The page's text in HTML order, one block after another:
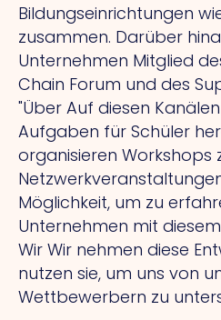
Bildungseinrichtungen
zusammen. Darüber
Unternehmen Mitglied
Chain Forum und des
"Über Auf diesen
Aufgaben für Schüler
organisieren Workshops
Möglichkeit, um zu
Unternehmen mit
Wir Wir nehmen diese
nutzen sie, um uns von
Wettbewerbern zu